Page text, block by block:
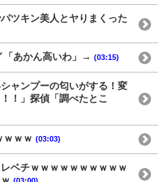
ツキン美人とヤりまくった
「あかん高いわ」→ (03:15)
ャンプーの匂いがする！変
！」探偵「調べたとこ
ｗｗｗ (03:03)
ベチｗｗｗｗｗｗｗｗｗｗ